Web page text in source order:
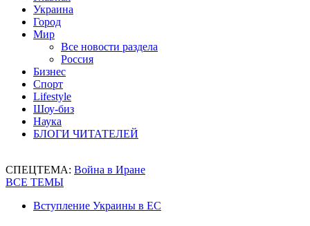
Украина
Город
Мир
Все новости раздела
Россия
Бизнес
Спорт
Lifestyle
Шоу-биз
Наука
БЛОГИ ЧИТАТЕЛЕЙ
СПЕЦТЕМА: Война в Иране
ВСЕ ТЕМЫ
Вступление Украины в ЕС